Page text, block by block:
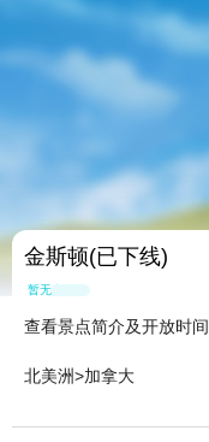
金斯顿(已下线)
暂无点评
查看景点简介及开放时间
北美洲>加拿大